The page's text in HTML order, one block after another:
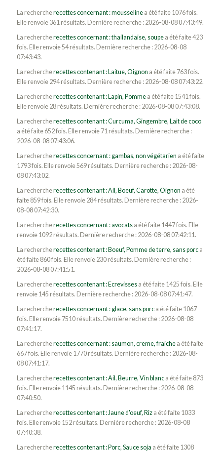
La rechercherecettes concernant : mousselinea été faite 1076 fois.
Elle renvoie 361 résultats. Dernière recherche : 2026-08-08 07:43:49.
La rechercherecettes concernant : thailandaise, soupea été faite 423
fois. Elle renvoie 54 résultats. Dernière recherche : 2026-08-08
07:43:43.
La rechercherecettes contenant : Laitue, Oignon a été faite 763 fois.
Elle renvoie 294 résultats. Dernière recherche : 2026-08-08 07:43:22.
La rechercherecettes contenant : Lapin, Pommea été faite 1541 fois.
Elle renvoie 28 résultats. Dernière recherche : 2026-08-08 07:43:08.
La rechercherecettes contenant : Curcuma, Gingembre, Lait de coco
a été faite 652 fois. Elle renvoie 71 résultats. Dernière recherche :
2026-08-08 07:43:06.
La rechercherecettes concernant : gambas, non végétarien a été faite
1793 fois. Elle renvoie 569 résultats. Dernière recherche : 2026-08-
08 07:43:02.
La rechercherecettes contenant : Ail, Boeuf, Carotte, Oignon a été
faite 859 fois. Elle renvoie 284 résultats. Dernière recherche : 2026-
08-08 07:42:30.
La rechercherecettes concernant : avocatsa été faite 1447 fois. Elle
renvoie 1092 résultats. Dernière recherche : 2026-08-08 07:42:11.
La rechercherecettes contenant : Boeuf, Pomme de terre, sans porca
été faite 860 fois. Elle renvoie 230 résultats. Dernière recherche :
2026-08-08 07:41:51.
La rechercherecettes contenant : Ecrevissesa été faite 1425 fois. Elle
renvoie 145 résultats. Dernière recherche : 2026-08-08 07:41:47.
La rechercherecettes concernant : glace, sans porca été faite 1067
fois. Elle renvoie 7510 résultats. Dernière recherche : 2026-08-08
07:41:17.
La rechercherecettes concernant : saumon, creme, fraichea été faite
667 fois. Elle renvoie 1770 résultats. Dernière recherche : 2026-08-
08 07:41:17.
La rechercherecettes contenant : Ail, Beurre, Vin blanca été faite 873
fois. Elle renvoie 1145 résultats. Dernière recherche : 2026-08-08
07:40:50.
La rechercherecettes contenant : Jaune d'oeuf, Riza été faite 1033
fois. Elle renvoie 152 résultats. Dernière recherche : 2026-08-08
07:40:38.
La rechercherecettes contenant : Porc, Sauce soja a été faite 1308